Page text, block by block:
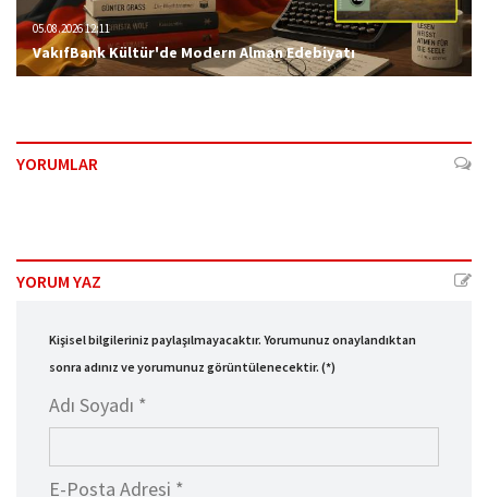
05.08.2026 12:11
VakıfBank Kültür'de Modern Alman Edebiyatı
YORUMLAR
YORUM YAZ
Kişisel bilgileriniz paylaşılmayacaktır. Yorumunuz onaylandıktan
sonra adınız ve yorumunuz görüntülenecektir. (*)
Adı Soyadı *
E-Posta Adresi *